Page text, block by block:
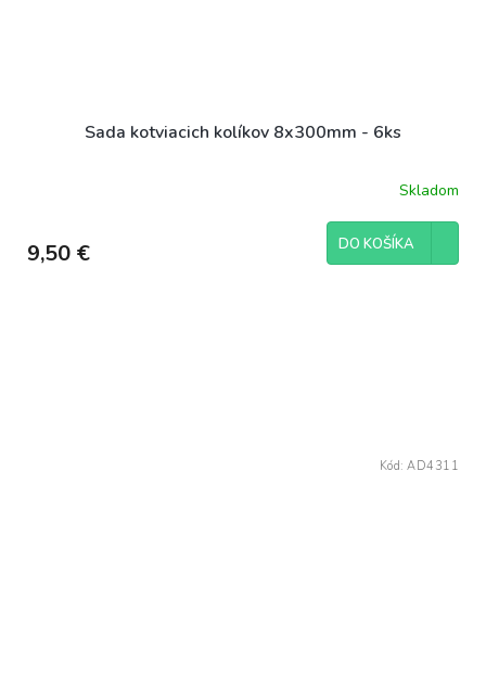
Sada kotviacich kolíkov 8x300mm - 6ks
Skladom
9,50 € DO KOŠÍKA
Kód: AD4311